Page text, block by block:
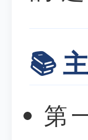
📚
第